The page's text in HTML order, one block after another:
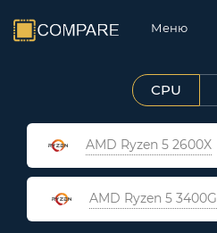
Меню
CPU
AMD Ryzen 5 2600X
AMD Ryzen 5 3400G